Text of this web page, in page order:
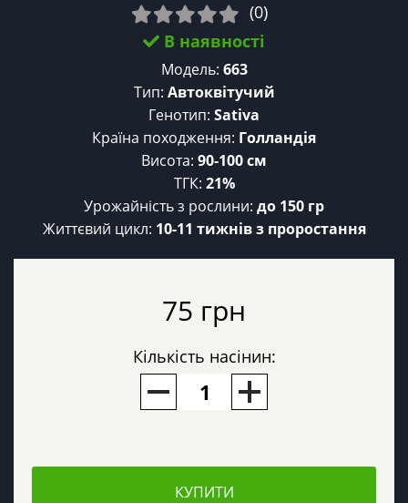
(0)
В наявності
Модель: 663
Тип: Автоквітучий
Генотип: Sativa
Країна походження: Голландія
Висота: 90-100 см
ТГК: 21%
Урожайність з рослини: до 150 гр
Життєвий цикл: 10-11 тижнів з проростання
75 грн
Кількість насінин:
КУПИТИ